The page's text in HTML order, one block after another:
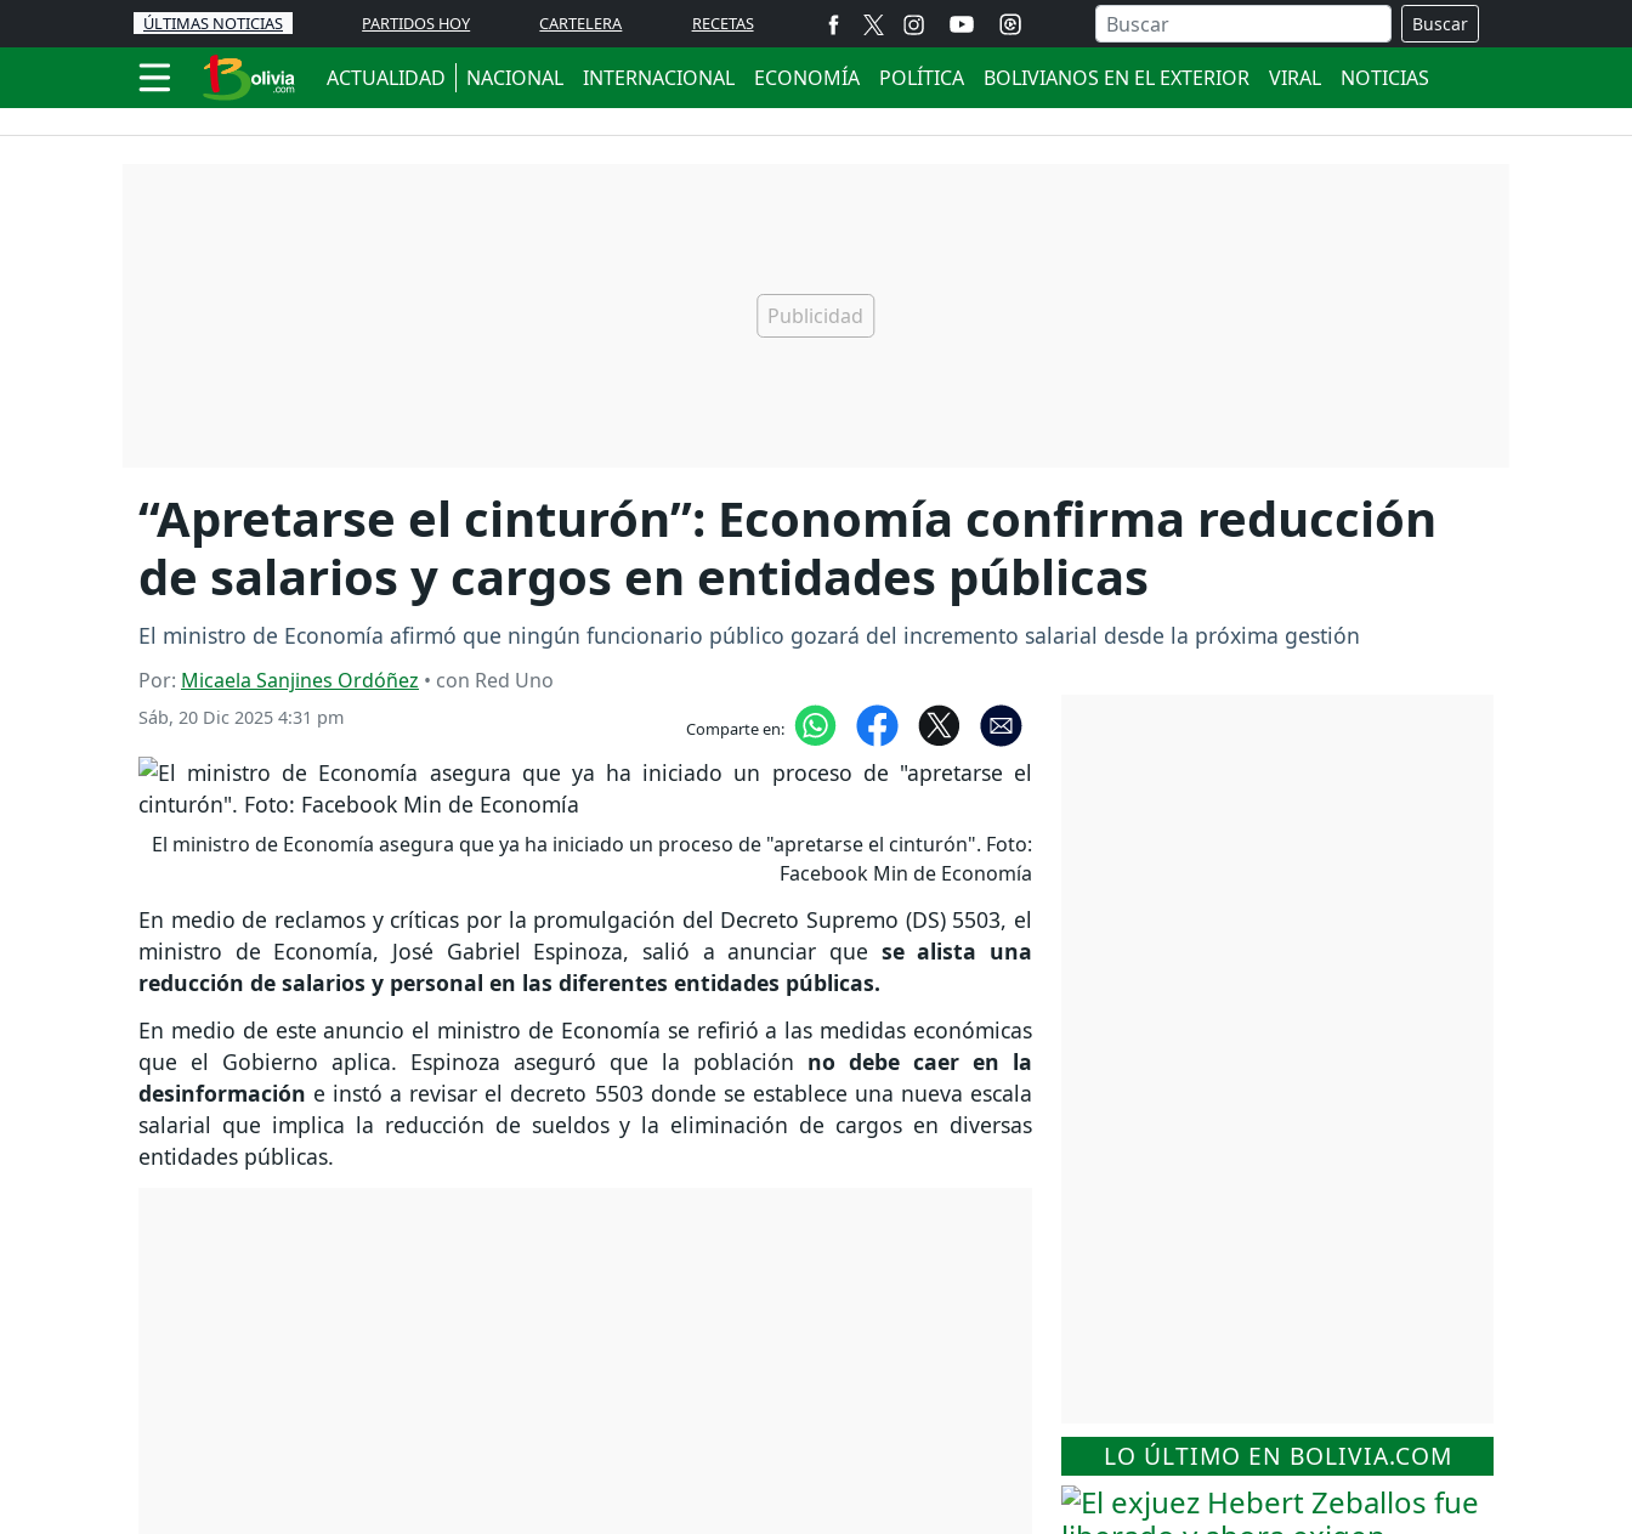
ÚLTIMAS NOTICIAS PARTIDOS HOY CARTELERA RECETAS Buscar
ACTUALIDAD NACIONAL INTERNACIONAL ECONOMÍA POLÍTICA BOLIVIANOS EN EL EXTERIOR VIRAL NOTICIAS
“Apretarse el cinturón”: Economía confirma reducción
de salarios y cargos en entidades públicas
El ministro de Economía afirmó que ningún funcionario público gozará del incremento salarial desde la próxima gestión
Por: Micaela Sanjines Ordóñez • con Red Uno
Sáb, 20 Dic 2025 4:31 pm Comparte en:
El ministro de Economía asegura que ya ha iniciado un proceso de "apretarse el cinturón". Foto:
Facebook Min de Economía
En medio de reclamos y críticas por la promulgación del Decreto Supremo (DS) 5503, el
ministro de Economía, José Gabriel Espinoza, salió a anunciar que se alista una
reducción de salarios y personal en las diferentes entidades públicas.
En medio de este anuncio el ministro de Economía se refirió a las medidas económicas
que el Gobierno aplica. Espinoza aseguró que la población no debe caer en la
desinformación e instó a revisar el decreto 5503 donde se establece una nueva escala
salarial que implica la reducción de sueldos y la eliminación de cargos en diversas
entidades públicas.
LO ÚLTIMO EN BOLIVIA.COM